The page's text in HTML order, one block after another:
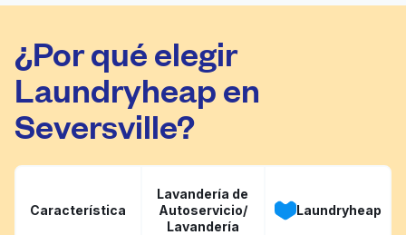
¿Por qué elegir
Laundryheap en
Seversville?
Característica
Lavandería de
Autoservicio/
Lavandería
Laundryheap